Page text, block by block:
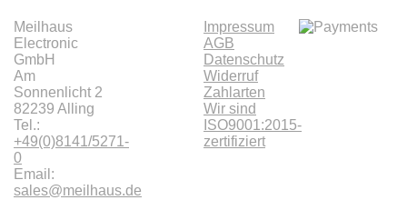
Meilhaus
Electronic
GmbH
Am
Sonnenlicht 2
82239 Alling
Tel.:
+49(0)8141/5271-
0
Email:
sales@meilhaus.de
Impressum
AGB
Datenschutz
Widerruf
Zahlarten
Wir sind
ISO9001:2015-
zertifiziert